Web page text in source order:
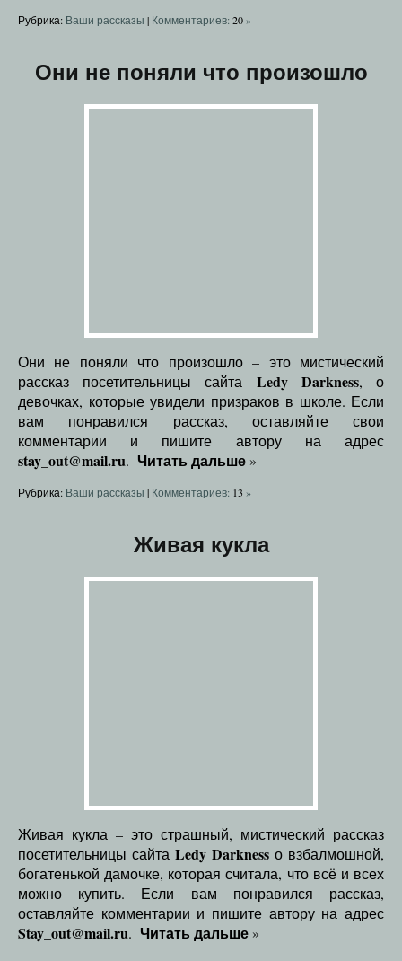
Рубрика: Ваши рассказы | Комментариев: 20»
Они не поняли что произошло
Они не поняли что произошло – это мистический
рассказ посетительницы сайта Ledy Darkness, о
девочках, которые увидели призраков в школе. Если
вам понравился рассказ, оставляйте свои
комментарии и пишите автору на адрес
stay_out@mail.ru. Читать дальше »
Рубрика: Ваши рассказы | Комментариев: 13 »
Живая кукла
Живая кукла – это страшный, мистический рассказ
посетительницы сайта Ledy Darkness о взбалмошной,
богатенькой дамочке, которая считала, что всё и всех
можно купить. Если вам понравился рассказ,
оставляйте комментарии и пишите автору на адрес
Stay_out@mail.ru. Читать дальше »